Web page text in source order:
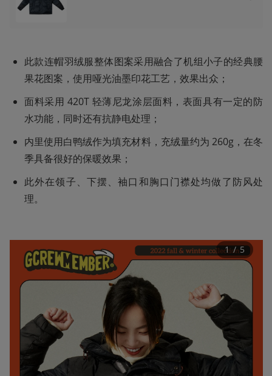
此款连帽羽绒服整体图案采用融合了机组小子的经典腰
果花图案，使用哑光油墨印花工艺，效果出众；
面料采用 420T 轻薄尼龙涂层面料，表面具有一定的防
水功能，同时还有抗静电处理；
内里使用白鸭绒作为填充材料，充绒量约为 260g，在冬
季具备很好的保暖效果；
此外在领子、下摆、袖口和胸口门襟处均做了防风处
理。
1 / 5